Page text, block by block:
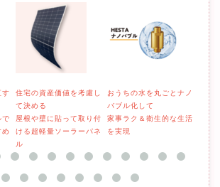
す
で
め
住宅の資産価値を考慮し
て決める
屋根や壁に貼って取り付
ける超軽量ソーラーパネ
ル
おうちの水を丸ごとナノ
バブル化して
家事ラク＆衛生的な生活
を実現
そ
減を
取
ー